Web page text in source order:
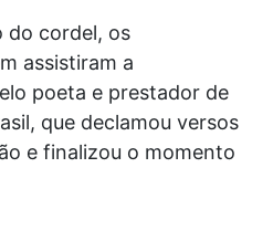
do cordel, os
assistiram a
poeta e prestador de
que declamou versos
e finalizou o momento